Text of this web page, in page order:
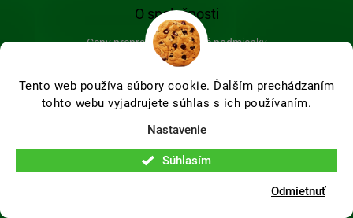
Tento web používa súbory cookie. Ďalším prechádzaním
tohto webu vyjadrujete súhlas s ich používaním.
Nastavenie
Odmietnuť
Súhlasím
O spoločnosti
Ceny prepravy a platobné podmienky
Obchodné podmienky
Kontakty
Ochrana osobných údajov